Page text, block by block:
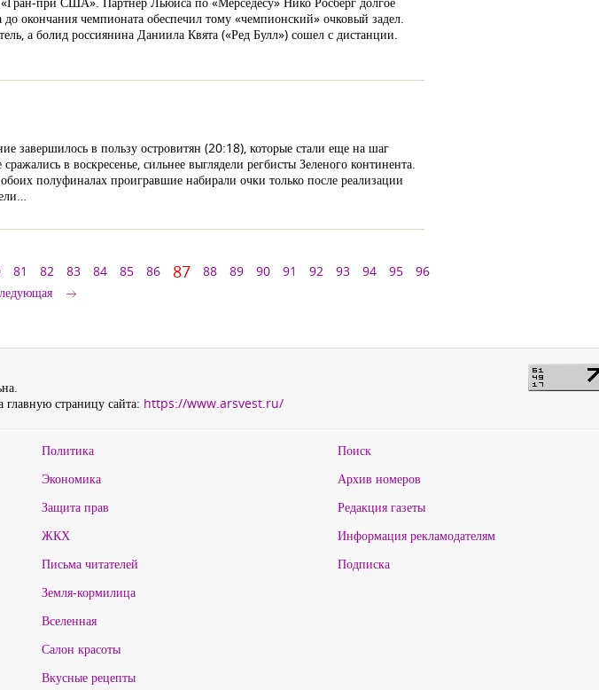
окончания чемпионата обеспечил тому «чемпионский» очковый задел.
а болид россиянина Даниила Квята («Ред Булл») сошел с дистанции.
в пользу островитян (20:18), которые стали еще на шаг
в воскресенье, сильнее выглядели регбисты Зеленого континента.
полуфиналах проигравшие набирали очки только после реализации
81 82 83 84 85 86 87 88 89 90 91 92 93 94 95
96
страницу сайта: https://www.arsvest.ru/
Политика
Экономика
Защита прав
ЖКХ
Письма читателей
Земля-кормилица
Вселенная
Салон красоты
Вкусные рецепты
Поиск
Архив номеров
Редакция газеты
Информация рекламодателям
Подписка